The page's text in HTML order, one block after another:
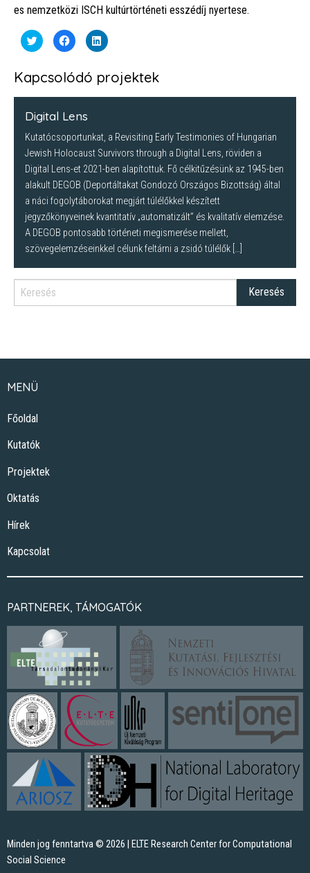
es nemzetközi ISCH kultúrtörténeti esszédíj nyertese.
Click
to
share
Twitter
(Opens
new
Click
to
share
Facebook
(Opens
new
Click
to
LinkedIn
(Opens
new
Kapcsolódó projektek
Digital Lens
Kutatócsoportunkat, a Revisiting Early Testimonies of Hungarian
Jewish Holocaust Survivors through a Digital Lens, röviden a
Digital Lens-et 2021-ben alapítottuk. Fő célkitűzésünk az 1945-ben
alakult DEGOB (Deportáltakat Gondozó Országos Bizottság) által
a náci fogolytáborokat megjárt túlélőkkel készített
jegyzőkönyveinek kvantitatív „automatizált” és kvalitatív elemzése.
A DEGOB pontosabb történeti megismerése mellett,
szövegelemzéseinkkel célunk feltárni a zsidó túlélők […]
MENÜ
Főoldal
Kutatók
Projektek
Oktatás
Hírek
Kapcsolat
PARTNEREK, TÁMOGATÓK
Minden jog fenntartva © 2026 | ELTE Research Center for Computational
Social Science